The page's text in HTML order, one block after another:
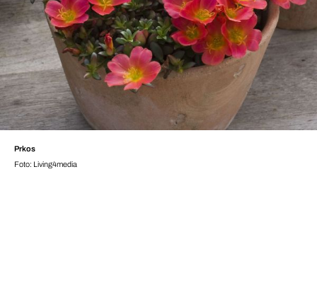
Prkos
Foto: Living4media